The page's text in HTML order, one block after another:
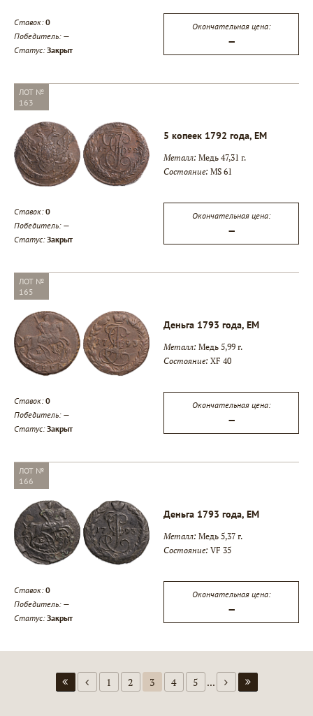
Ставок:0
Победитель: —
Статус:Закрыт
Окончательная цена:
—
ЛОТ №
163
5 копеек 1792 года, ЕМ
Металл: Медь 47,31 г.
Состояние: MS 61
Ставок:0
Победитель: —
Статус:Закрыт
Окончательная цена:
—
ЛОТ №
165
Деньга 1793 года, ЕМ
Металл: Медь 5,99 г.
Состояние: XF 40
Ставок:0
Победитель: —
Статус:Закрыт
Окончательная цена:
—
ЛОТ №
166
Деньга 1793 года, ЕМ
Металл: Медь 5,37 г.
Состояние: VF 35
Ставок:0
Победитель: —
Статус:Закрыт
Окончательная цена:
—
1 2 3 4 5 ...